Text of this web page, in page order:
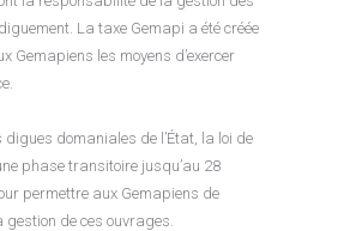
La taxe Gemapi a été créée
Gemapiens les moyens d’exercer
digues domaniales de l’État, la loi de
phase transitoire jusqu’au 28
permettre aux Gemapiens de
gestion de ces ouvrages.